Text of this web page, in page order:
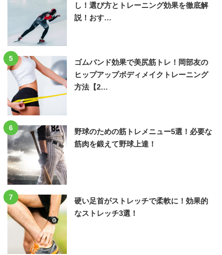
し！選び方とトレーニング効果を徹底解
説！おす…
5
ゴムバンド効果で美尻筋トレ！岡部友の
ヒップアップボディメイクトレーニング
方法【2…
6
野球のための筋トレメニュー5選！必要な
筋肉を鍛えて野球上達！
7
硬い足首がストレッチで柔軟に！効果的
なストレッチ3選！